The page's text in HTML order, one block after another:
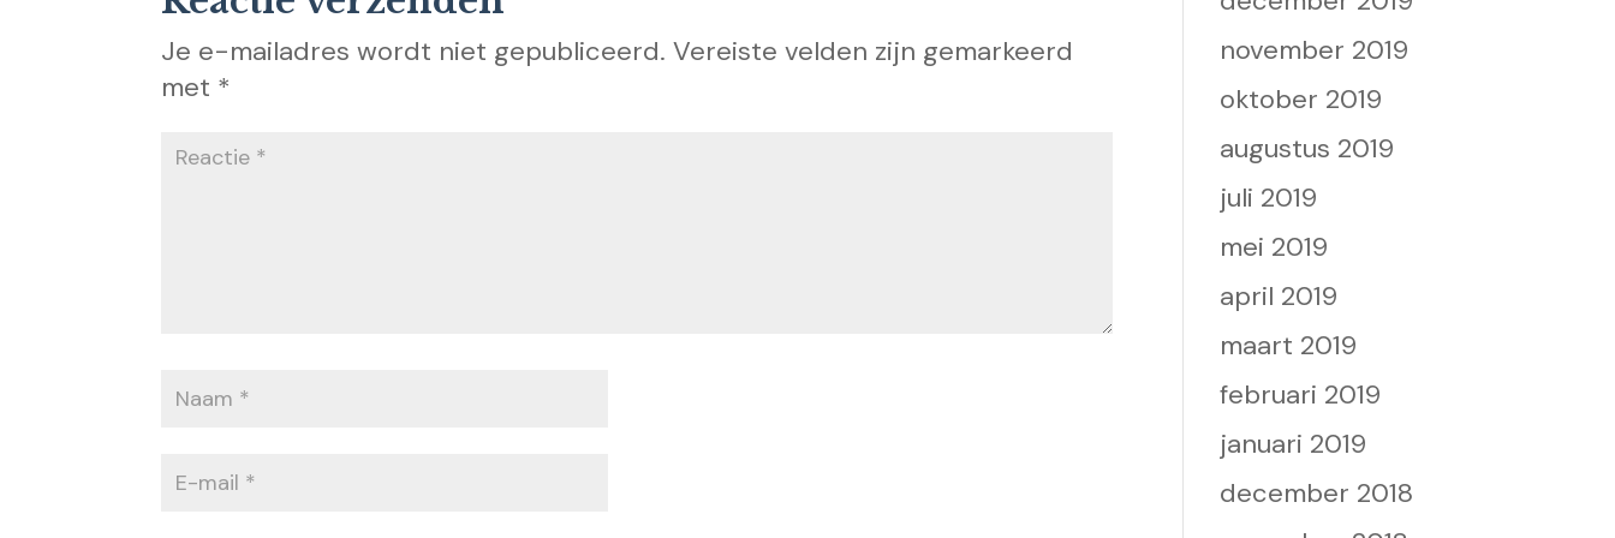
Je e-mailadres wordt niet gepubliceerd. Vereiste velden zijn gemarkeerd
met *
november 2019
oktober 2019
augustus 2019
juli 2019
mei 2019
april 2019
maart 2019
februari 2019
januari 2019
december 2018